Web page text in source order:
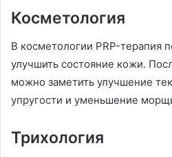
Косметология
В косметологии PRP-терапия
улучшить состояние кожи.
можно заметить улучшение
упругости и уменьшение
Трихология